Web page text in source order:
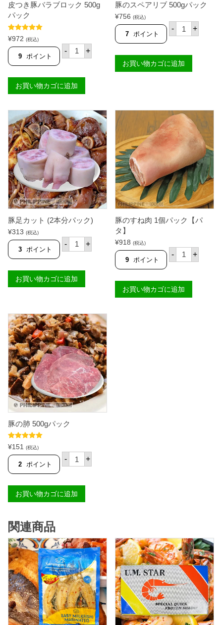
ッ
皮つき豚バラブロック 500g
パック
5段階中5.00
の評価
¥972 (税込)
9 ポイント
- 皮
つ
バ
ラ
ブ
ッ
ク
5
0
0
パ
ッ
ク
個
+
お買い物カゴに追加
豚のスペアリブ 500gパック
¥756 (税込)
7 ポイント
- 豚
の
ア
リ
ブ
パ
ッ
ク
個
+
お買い物カゴに追加
豚足カット (2本分パック)
¥313 (税込)
3 ポイント
- 豚
足
ト
(
2
ッ
ク
)
個
+
お買い物カゴに追加
豚のすね肉 1個パック【パ
タ】
¥918 (税込)
9 ポイント
- 豚
の
肉
1
個
+
お買い物カゴに追加
豚の肺 500gパック
5段階中5.00
の評価
¥151 (税込)
2 ポイント
- 豚
の
0
0
g
+
お買い物カゴに追加
関連商品